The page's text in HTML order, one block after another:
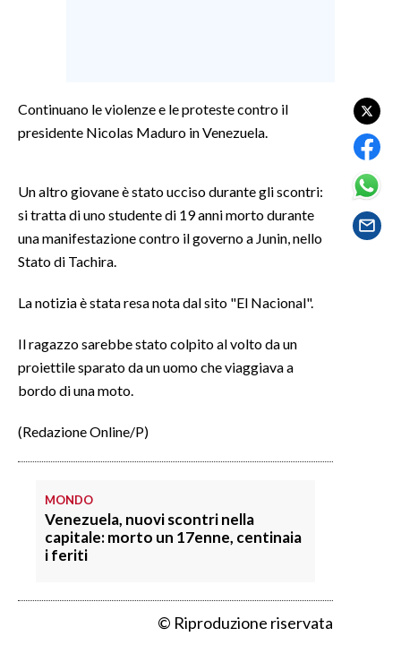
SERVIZI ALLE IMPRESE
LAVORO
SPORT IN SARDEGNA
SPORT
CALCIO
CALCIO REGIONALE
BASKET
VOLLEY
CULTURA
SPETTACOLI
GOSSIP
Continuano le violenze e le proteste contro il
presidente Nicolas Maduro in Venezuela.
Un altro giovane è stato ucciso durante gli scontri:
si tratta di uno studente di 19 anni morto durante
una manifestazione contro il governo a Junin, nello
Stato di Tachira.
La notizia è stata resa nota dal sito "El Nacional".
Il ragazzo sarebbe stato colpito al volto da un
proiettile sparato da un uomo che viaggiava a
bordo di una moto.
(Redazione Online/P)
MONDO
Venezuela, nuovi scontri nella
capitale: morto un 17enne, centinaia
i feriti
© Riproduzione riservata